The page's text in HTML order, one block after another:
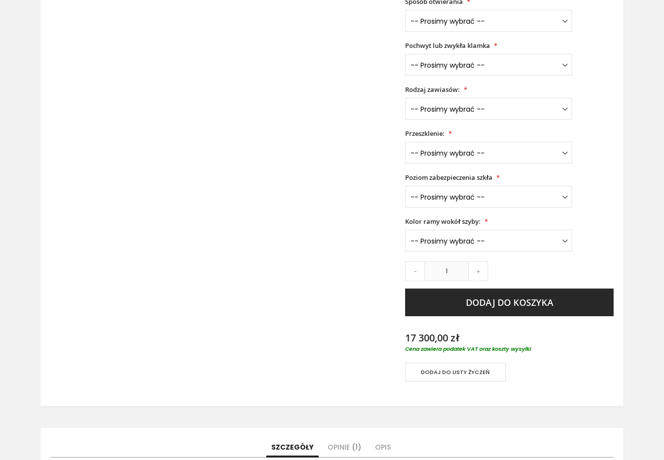
Pochwyt lub zwykła klamka
Rodzaj zawiasów:
Przeszklenie:
Poziom zabezpieczenia szkła
Kolor ramy wokół szyby:
- +
DODAJ DO KOSZYKA
17 300,00 zł
Cena zawiera podatek VAT oraz koszty wysyłki
DODAJ DO LISTY ŻYCZEŃ
SZCZEGÓŁY OPINIE 1 OPIS